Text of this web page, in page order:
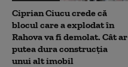
Ciprian Ciucu crede că
blocul care a explodat în
Rahova va fi demolat. Cât ar
putea dura construcția
unui alt imobil